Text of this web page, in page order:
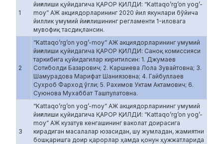
1
йиғилиши қуйидагича ҚАРОР ҚИЛДИ: “Kattaqo’rg’on yog’-
moy” АЖ акциядорларининг 2020 йил якунлари бўйича
йиллик умумий йиғилишининг регламенти 1-иловага
мувофиқ тасдиқлансин.
2
“Kattaqo’rg’on yog’-moy” АЖ акциядорларининг умумий
йиғилиши қуйидагича ҚАРОР ҚИЛДИ: Саноқ комиссияси
таркибига қуйидагилар киритилсин: 1. Джумаев
Сотиболди Базарович; 2. Каршиева Лола Зувайтовна; 3.
Шамурадова Марифат Шаниязовна; 4. Гайбуллаев
Сухроб Фарход ўгли; 5. Рахимов Уктам Актамович; 6.
Суюнова Мухаббат Ташпулатовна.
3
“Kattaqo’rg’on yog’-moy” АЖ акциядорларининг умумий
йиғилиши қуйидагича ҚАРОР ҚИЛДИ: “Kattaqo’rg’on yog’-
moy” АЖ кузатув кенгашининг ваколат доирасига
кирадиган масалалар юзасидан, шу жумладан, жамиятни
бошқаришга доир қарорлар ҳамда қонун ҳужжатларида